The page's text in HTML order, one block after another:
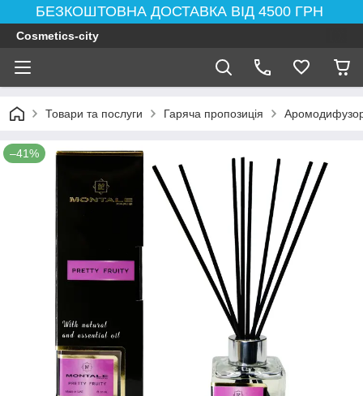
БЕЗКОШТОВНА ДОСТАВКА ВІД 4500 ГРН
Cosmetics-city
Товари та послуги Гаряча пропозиція
–41%